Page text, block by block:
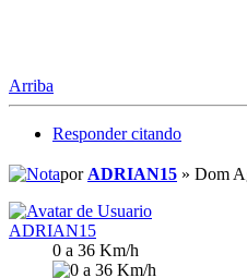
Arriba
Responder citando
por ADRIAN15 » Dom
ADRIAN15
0 a 36 Km/h